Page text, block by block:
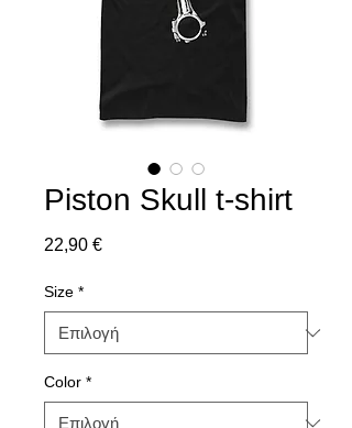
Piston Skull t-shirt
22,90 €Τιμή
Size *
Color *